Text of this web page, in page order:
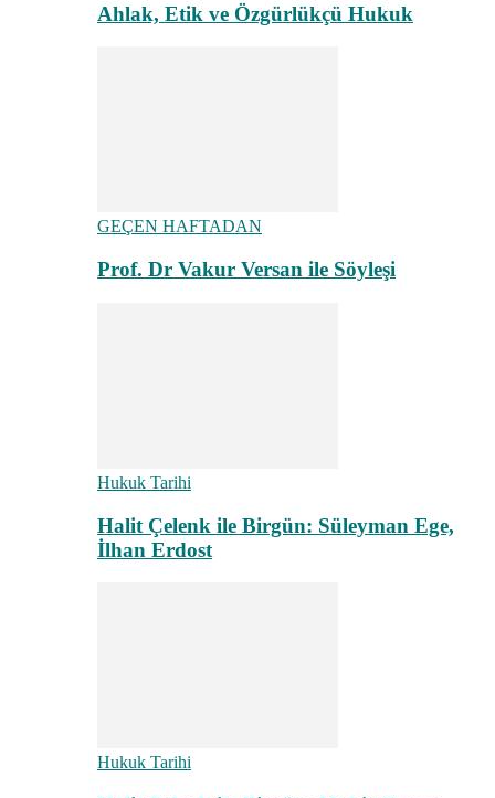
Ahlak, Etik ve Özgürlükçü Hukuk
GEÇEN HAFTADAN
Prof. Dr Vakur Versan ile Söyleşi
Hukuk Tarihi
Halit Çelenk ile Birgün: Süleyman Ege,
İlhan Erdost
Hukuk Tarihi